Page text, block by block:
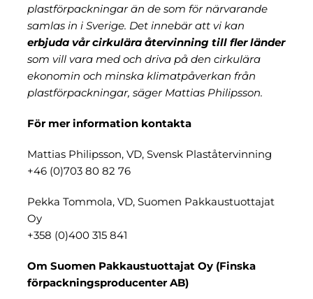
plastförpackningar än de som för närvarande
samlas in i Sverige. Det innebär att vi kan
erbjuda vår cirkulära återvinning till fler länder
som vill vara med och driva på den cirkulära
ekonomin och minska klimatpåverkan från
plastförpackningar, säger Mattias Philipsson.
För mer information kontakta
Mattias Philipsson, VD, Svensk Plaståtervinning
+46 (0)703 80 82 76
Pekka Tommola, VD, Suomen Pakkaustuottajat
Oy
+358 (0)400 315 841
Om Suomen Pakkaustuottajat Oy (Finska
förpackningsproducenter AB)